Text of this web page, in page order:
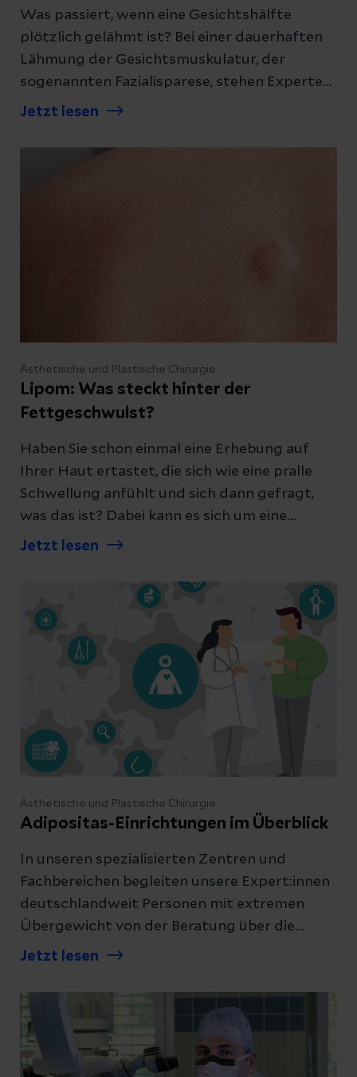
Was passiert, wenn eine Gesichtshälfte
plötzlich gelähmt ist? Bei einer dauerhaften
Lähmung der Gesichtsmuskulatur, der
sogenannten Fazialisparese, stehen Experten
wie Michael Naik, Leitender Oberarzt der
Chirurgie am Helios Klinikum Emil von
Jetzt lesen
Ästhetische und Plastische Chirurgie
Lipom: Was steckt hinter der
Fettgeschwulst?
Haben Sie schon einmal eine Erhebung auf
Ihrer Haut ertastet, die sich wie eine pralle
Schwellung anfühlt und sich dann gefragt,
was das ist? Dabei kann es sich um eine
Fettgeschwulst, ein sogenanntes Lipom,
rund um das Lipom.
Jetzt lesen
Ästhetische und Plastische Chirurgie
Adipositas-Einrichtungen im Überblick
In unseren spezialisierten Zentren und
Fachbereichen begleiten unsere Expert:innen
deutschlandweit Personen mit extremen
Übergewicht von der Beratung über die
Operation bis hin zur Nachsorge. Finden Sie
vereinbaren Sie einen ersten
Beratungstermin.
Jetzt lesen